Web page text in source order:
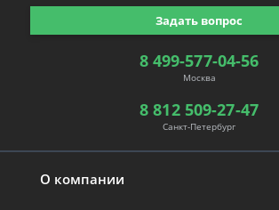
О компании
8 499-577-04-56
Москва
8 812 509-27-47
Санкт-Петербург
Задать вопрос